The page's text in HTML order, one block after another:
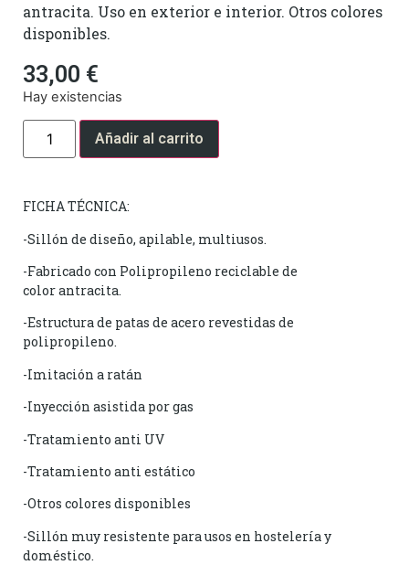
antracita. Uso en exterior e interior. Otros colores
disponibles.
33,00 €
Hay existencias
Añadir al carrito
FICHA TÉCNICA:
-Sillón de diseño, apilable, multiusos.
-Fabricado con Polipropileno reciclable de
color antracita.
-Estructura de patas de acero revestidas de
polipropileno.
-Imitación a ratán
-Inyección asistida por gas
-Tratamiento anti UV
-Tratamiento anti estático
-Otros colores disponibles
-Sillón muy resistente para usos en hostelería y
doméstico.